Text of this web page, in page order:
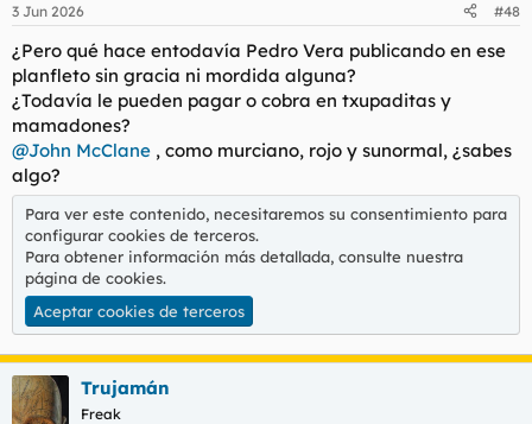
e
:
3 Jun 2026 #48
¿Pero qué hace entodavía Pedro Vera publicando en ese
planfleto sin gracia ni mordida alguna?
¿Todavía le pueden pagar o cobra en txupaditas y
mamadones?
@John McClane , como murciano, rojo y sunormal, ¿sabes
algo?
Para ver este contenido, necesitaremos su consentimiento para
configurar cookies de terceros.
Para obtener información más detallada, consulte nuestra
página de cookies.
Aceptar cookies de terceros
Trujamán
Freak